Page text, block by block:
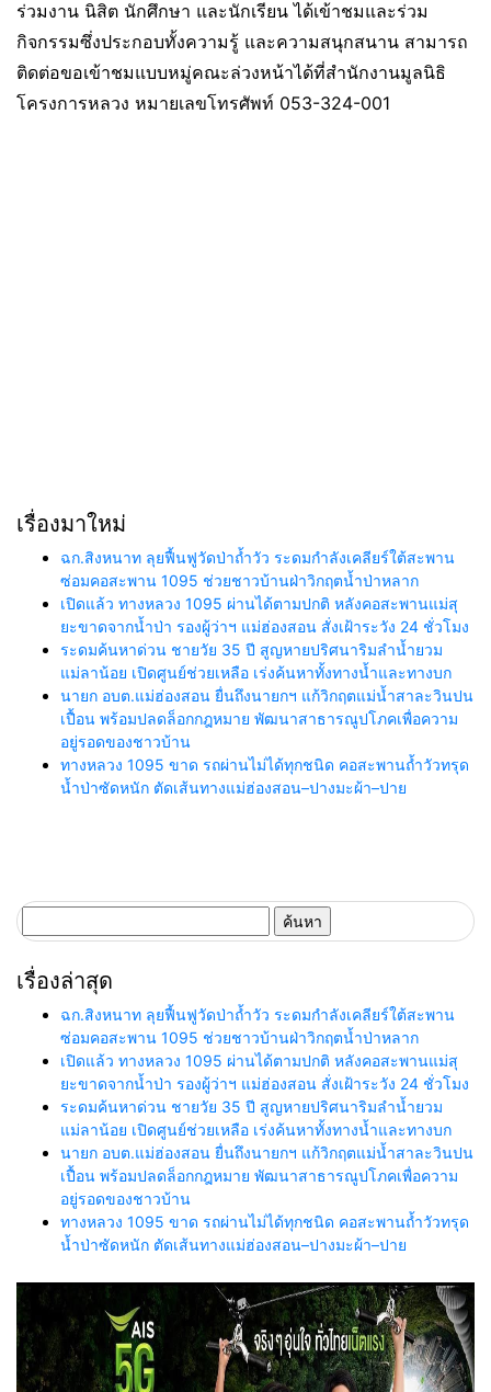
ร่วมงาน นิสิต นักศึกษา และนักเรียน ได้เข้าชมและร่วม
กิจกรรมซึ่งประกอบทั้งความรู้ และความสนุกสนาน สามารถ
ติดต่อขอเข้าชมแบบหมู่คณะล่วงหน้าได้ที่สำนักงานมูลนิธิ
โครงการหลวง หมายเลขโทรศัพท์ 053-324-001
เรื่องมาใหม่
ฉก.สิงหนาท ลุยฟื้นฟูวัดป่าถ้ำวัว ระดมกำลังเคลียร์ใต้สะพาน
ซ่อมคอสะพาน 1095 ช่วยชาวบ้านฝ่าวิกฤตน้ำป่าหลาก
เปิดแล้ว ทางหลวง 1095 ผ่านได้ตามปกติ หลังคอสะพานแม่สุ
ยะขาดจากน้ำป่า รองผู้ว่าฯ แม่ฮ่องสอน สั่งเฝ้าระวัง 24 ชั่วโมง
ระดมค้นหาด่วน ชายวัย 35 ปี สูญหายปริศนาริมลำน้ำยวม
แม่ลาน้อย เปิดศูนย์ช่วยเหลือ เร่งค้นหาทั้งทางน้ำและทางบก
นายก อบต.แม่ฮ่องสอน ยื่นถึงนายกฯ แก้วิกฤตแม่น้ำสาละวินปน
เปื้อน พร้อมปลดล็อกกฎหมาย พัฒนาสาธารณูปโภคเพื่อความ
อยู่รอดของชาวบ้าน
ทางหลวง 1095 ขาด รถผ่านไม่ได้ทุกชนิด คอสะพานถ้ำวัวทรุด
น้ำป่าซัดหนัก ตัดเส้นทางแม่ฮ่องสอน–ปางมะผ้า–ปาย
สำหรับ:
เรื่องล่าสุด
ฉก.สิงหนาท ลุยฟื้นฟูวัดป่าถ้ำวัว ระดมกำลังเคลียร์ใต้สะพาน
ซ่อมคอสะพาน 1095 ช่วยชาวบ้านฝ่าวิกฤตน้ำป่าหลาก
เปิดแล้ว ทางหลวง 1095 ผ่านได้ตามปกติ หลังคอสะพานแม่สุ
ยะขาดจากน้ำป่า รองผู้ว่าฯ แม่ฮ่องสอน สั่งเฝ้าระวัง 24 ชั่วโมง
ระดมค้นหาด่วน ชายวัย 35 ปี สูญหายปริศนาริมลำน้ำยวม
แม่ลาน้อย เปิดศูนย์ช่วยเหลือ เร่งค้นหาทั้งทางน้ำและทางบก
นายก อบต.แม่ฮ่องสอน ยื่นถึงนายกฯ แก้วิกฤตแม่น้ำสาละวินปน
เปื้อน พร้อมปลดล็อกกฎหมาย พัฒนาสาธารณูปโภคเพื่อความ
อยู่รอดของชาวบ้าน
ทางหลวง 1095 ขาด รถผ่านไม่ได้ทุกชนิด คอสะพานถ้ำวัวทรุด
น้ำป่าซัดหนัก ตัดเส้นทางแม่ฮ่องสอน–ปางมะผ้า–ปาย